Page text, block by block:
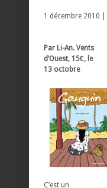
1 décembre 2010 |
Par Li-An. Vents
d’Ouest, 15€, le
13 octobre
C’est un